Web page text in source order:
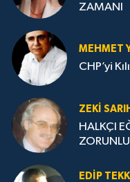
ZAMANI
MEHMET
CHP’yi
ZEKI
HALKÇI
EDIP